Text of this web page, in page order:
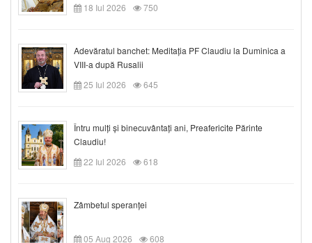
18 Iul 2026
750
Adevăratul banchet: Meditația PF Claudiu la Duminica a
VIII-a după Rusalii
25 Iul 2026
645
Întru mulți și binecuvântați ani, Preafericite Părinte
Claudiu!
22 Iul 2026
618
Zâmbetul speranței
05 Aug 2026 608